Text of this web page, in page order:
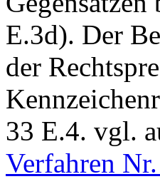
E.3d). Der
der
33 E.4. vgl.
Verfahren